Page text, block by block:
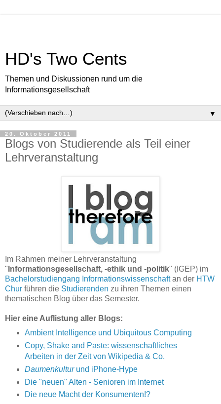
HD's Two Cents
Themen und Diskussionen rund um die
Informationsgesellschaft
▼
20. Oktober 2011
Blogs von Studierende als Teil einer
Lehrveranstaltung
Im Rahmen meiner Lehrveranstaltung
" Informationsgesellschaft, -ethik und -politik" (IGEP) im
Bachelorstudiengang Informationswissenschaftan der HTW
Chur führen die Studierenden zu ihren Themen einen
thematischen Blog über das Semester.
Hier eine Auflistung aller Blogs:
Ambient Intelligence und Ubiquitous Computing
Copy, Shake and Paste: wissenschaftliches
Arbeiten in der Zeit von Wikipedia & Co.
Daumenkulturund iPhone-Hype
Die "neuen" Alten - Senioren im Internet
Die neue Macht der Konsumenten!?